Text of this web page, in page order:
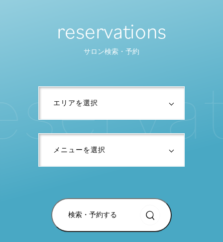
reservations
サロン検索・予約
検索・予約する
serva